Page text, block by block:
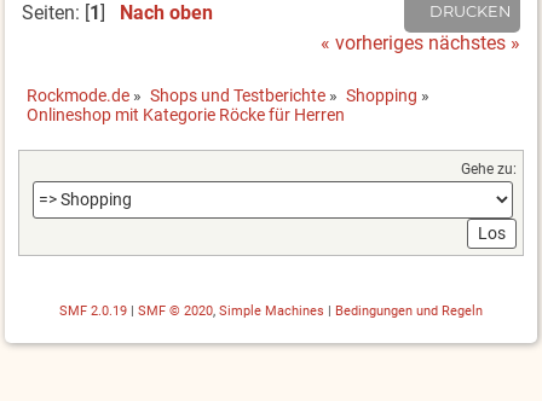
DRUCKEN
Seiten: [1] Nach oben
« vorheriges nächstes »
Rockmode.de » Shops und Testberichte » Shopping »
Onlineshop mit Kategorie Röcke für Herren
Gehe zu:
SMF 2.0.19 | SMF © 2020, Simple Machines | Bedingungen und Regeln